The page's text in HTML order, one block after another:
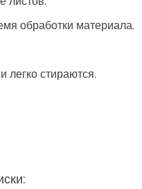
обработки материала.
стираются.